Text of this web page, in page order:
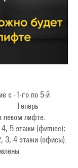
с -1-го по 5-й
⁣⁣⠀⁣⁣⠀ Теперь
левом лифте. ⁣⁣⠀⁣⁣⠀
5 этажи (фитнес);
3, 4 этажи (офисы).